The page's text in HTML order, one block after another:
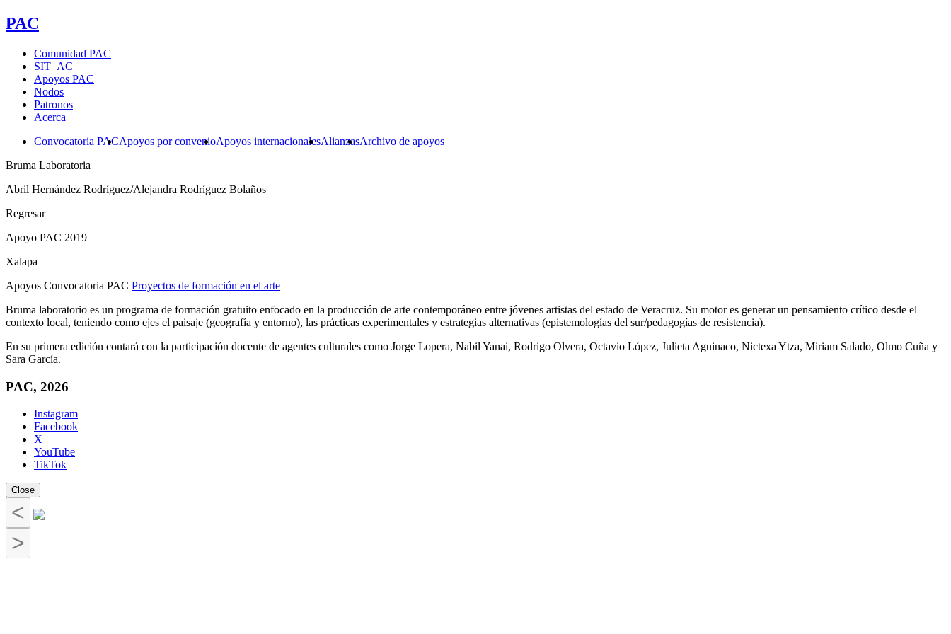
PAC
Comunidad PAC
SIT_AC
Apoyos PAC
Nodos
Patronos
Acerca
Convocatoria PACApoyos por convenioApoyos internacionalesAlianzasArchivo de apoyos
Bruma Laboratoria
Abril Hernández Rodríguez/Alejandra Rodríguez Bolaños
Regresar
Apoyo PAC 2019
Xalapa
Apoyos Convocatoria PAC Proyectos de formación en el arte
Bruma laboratorio es un programa de formación gratuito enfocado en la producción de arte contemporáneo entre jóvenes artistas del estado de Veracruz. Su motor es generar un pensamiento crítico desde el
contexto local, teniendo como ejes el paisaje (geografía y entorno), las prácticas experimentales y estrategias alternativas (epistemologías del sur/pedagogías de resistencia).
En su primera edición contará con la participación docente de agentes culturales como Jorge Lopera, Nabil Yanai, Rodrigo Olvera, Octavio López, Julieta Aguinaco, Nictexa Ytza, Miriam Salado, Olmo Cuña y
Sara García.
PAC, 2026
Instagram
Facebook
X
YouTube
TikTok
Close
<
>